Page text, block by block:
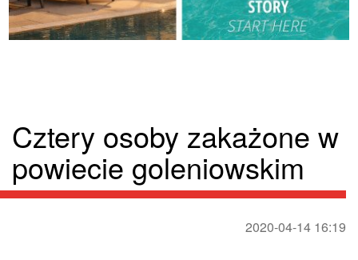
Cztery osoby zakażone w
powiecie goleniowskim
2020-04-14 16:19